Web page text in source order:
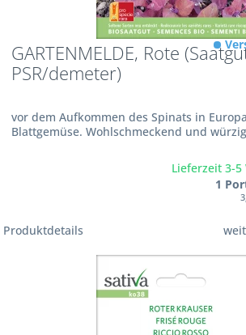
GARTENMELDE, Rote
PSR/demeter)
vor dem Aufkommen des Spinats in
Blattgemüse. Wohlschmeckend und
Lieferzeit 3-5
1
Produktdetails